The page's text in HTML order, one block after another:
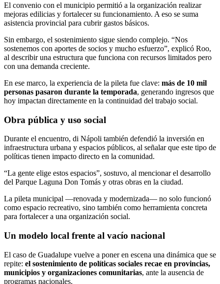
El convenio con el municipio permitió a la organización realizar
mejoras edilicias y fortalecer su funcionamiento. A eso se suma
asistencia provincial para cubrir gastos básicos.
Sin embargo, el sostenimiento sigue siendo complejo. “Nos
sostenemos con aportes de socios y mucho esfuerzo”, explicó Roo,
al describir una estructura que funciona con recursos limitados pero
con una demanda creciente.
En ese marco, la experiencia de la pileta fue clave: más de 10 mil
personas pasaron durante la temporada, generando ingresos que
hoy impactan directamente en la continuidad del trabajo social.
Obra pública y uso social
Durante el encuentro, di Nápoli también defendió la inversión en
infraestructura urbana y espacios públicos, al señalar que este tipo de
políticas tienen impacto directo en la comunidad.
“La gente elige estos espacios”, sostuvo, al mencionar el desarrollo
del Parque Laguna Don Tomás y otras obras en la ciudad.
La pileta municipal —renovada y modernizada— no solo funcionó
como espacio recreativo, sino también como herramienta concreta
para fortalecer a una organización social.
Un modelo local frente al vacío nacional
El caso de Guadalupe vuelve a poner en escena una dinámica que se
repite: el sostenimiento de políticas sociales recae en provincias,
municipios y organizaciones comunitarias, ante la ausencia de
programas nacionales.